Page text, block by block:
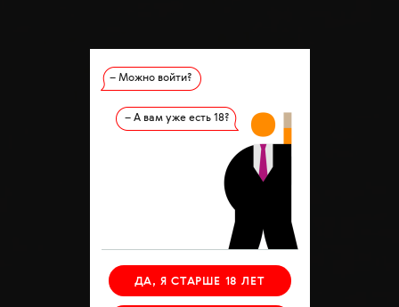
– Можно войти?
– А вам уже есть 18?
ДА, Я СТАРШЕ 18 ЛЕТ